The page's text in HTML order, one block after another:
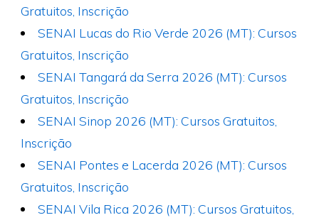
Gratuitos, Inscrição
SENAI Lucas do Rio Verde 2026 (MT): Cursos
Gratuitos, Inscrição
SENAI Tangará da Serra 2026 (MT): Cursos
Gratuitos, Inscrição
SENAI Sinop 2026 (MT): Cursos Gratuitos,
Inscrição
SENAI Pontes e Lacerda 2026 (MT): Cursos
Gratuitos, Inscrição
SENAI Vila Rica 2026 (MT): Cursos Gratuitos,